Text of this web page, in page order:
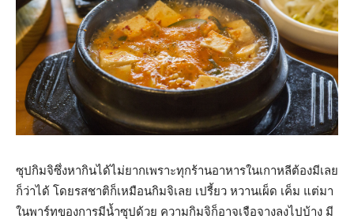
ซุปกิมจิซึ่งหากินได้ไม่ยากเพราะทุกร้านอาหารในเกาหลีต้องมีเลย
ก็ว่าได้ โดยรสชาติก็เหมือนกิมจิเลย เปรี้ยว หวานเผ็ด เค็ม แต่มา
ในพาร์ทของการมีน้ำซุปด้วย ความกิมจิก็อาจเจือจางลงไปบ้าง มี